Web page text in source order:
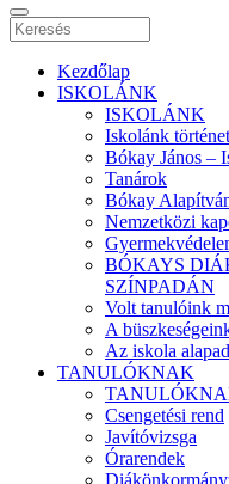
Kezdőlap
ISKOLÁNK
ISKOLÁNK
Iskolánk
Bókay János –
Tanárok
Bókay
Nemzetközi
BÓKAYS
SZÍNPADÁN
Volt tanulóink
A
Az iskola
TANULÓKNAK
Csengetési rend
Javítóvizsga
Órarendek